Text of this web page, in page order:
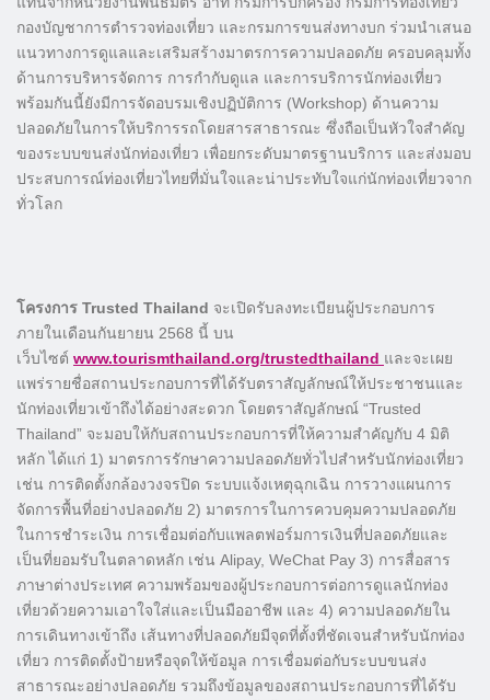
กองบัญชาการตำรวจท่องเที่ยว และกรมการขนส่งทางบก ร่วมนำเสนอ
แนวทางการดูแลและเสริมสร้างมาตรการความปลอดภัย ครอบคลุมทั้ง
ด้านการบริหารจัดการ การกำกับดูแล และการบริการนักท่องเที่ยว
พร้อมกันนี้ยังมีการจัดอบรมเชิงปฏิบัติการ (Workshop) ด้านความ
ปลอดภัยในการให้บริการรถโดยสารสาธารณะ ซึ่งถือเป็นหัวใจสำคัญ
ของระบบขนส่งนักท่องเที่ยว เพื่อยกระดับมาตรฐานบริการ และส่งมอบ
ประสบการณ์ท่องเที่ยวไทยที่มั่นใจและน่าประทับใจแก่นักท่องเที่ยวจาก
ทั่วโลก
โครงการ Trusted Thailand จะเปิดรับลงทะเบียนผู้ประกอบการ
ภายในเดือนกันยายน 2568 นี้ บน
เว็บไซต์ www.tourismthailand.org/trustedthailand และจะเผย
แพร่รายชื่อสถานประกอบการที่ได้รับตราสัญลักษณ์ให้ประชาชนและ
นักท่องเที่ยวเข้าถึงได้อย่างสะดวก โดยตราสัญลักษณ์ “Trusted
Thailand” จะมอบให้กับสถานประกอบการที่ให้ความสำคัญกับ 4 มิติ
หลัก ได้แก่ 1) มาตรการรักษาความปลอดภัยทั่วไปสำหรับนักท่องเที่ยว
เช่น การติดตั้งกล้องวงจรปิด ระบบแจ้งเหตุฉุกเฉิน การวางแผนการ
จัดการพื้นที่อย่างปลอดภัย 2) มาตรการในการควบคุมความปลอดภัย
ในการชำระเงิน การเชื่อมต่อกับแพลตฟอร์มการเงินที่ปลอดภัยและ
เป็นที่ยอมรับในตลาดหลัก เช่น Alipay, WeChat Pay 3) การสื่อสาร
ภาษาต่างประเทศ ความพร้อมของผู้ประกอบการต่อการดูแลนักท่อง
เที่ยวด้วยความเอาใจใส่และเป็นมืออาชีพ และ 4) ความปลอดภัยใน
การเดินทางเข้าถึง เส้นทางที่ปลอดภัยมีจุดที่ตั้งที่ชัดเจนสำหรับนักท่อง
เที่ยว การติดตั้งป้ายหรือจุดให้ข้อมูล การเชื่อมต่อกับระบบขนส่ง
สาธารณะอย่างปลอดภัย รวมถึงข้อมูลของสถานประกอบการที่ได้รับ